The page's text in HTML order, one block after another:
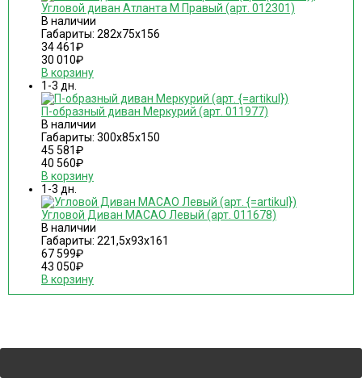
Угловой диван Атланта М Правый (арт. 012301)
В наличии
Габариты: 282х75х156
34 461₽
30 010₽
В корзину
1-3 дн.
П-образный диван Меркурий (арт. 011977)
В наличии
Габариты: 300х85х150
45 581₽
40 560₽
В корзину
1-3 дн.
Угловой Диван MACAO Левый (арт. 011678)
В наличии
Габариты: 221,5х93х161
67 599₽
43 050₽
В корзину